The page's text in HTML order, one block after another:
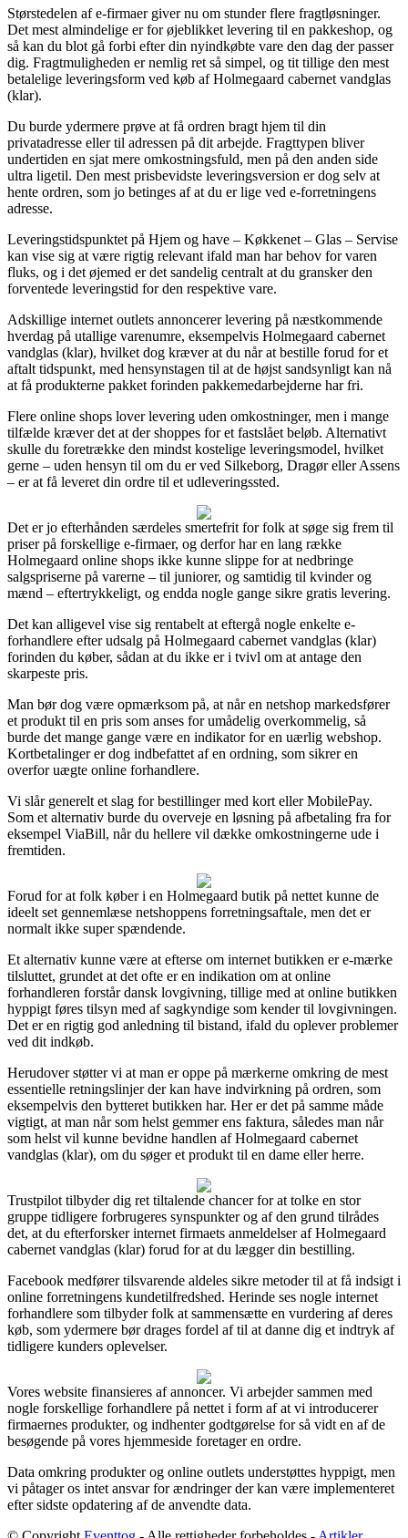
Størstedelen af e-firmaer giver nu om stunder flere fragtløsninger.
Det mest almindelige er for øjeblikket levering til en pakkeshop, og
så kan du blot gå forbi efter din nyindkøbte vare den dag der passer
dig. Fragtmuligheden er nemlig ret så simpel, og tit tillige den mest
betalelige leveringsform ved køb af Holmegaard cabernet vandglas
(klar).
Du burde ydermere prøve at få ordren bragt hjem til din
privatadresse eller til adressen på dit arbejde. Fragttypen bliver
undertiden en sjat mere omkostningsfuld, men på den anden side
ultra ligetil. Den mest prisbevidste leveringsversion er dog selv at
hente ordren, som jo betinges af at du er lige ved e-forretningens
adresse.
Leveringstidspunktet på Hjem og have – Køkkenet – Glas – Servise
kan vise sig at være rigtig relevant ifald man har behov for varen
fluks, og i det øjemed er det sandelig centralt at du gransker den
forventede leveringstid for den respektive vare.
Adskillige internet outlets annoncerer levering på næstkommende
hverdag på utallige varenumre, eksempelvis Holmegaard cabernet
vandglas (klar), hvilket dog kræver at du når at bestille forud for et
aftalt tidspunkt, med hensynstagen til at de højst sandsynligt kan nå
at få produkterne pakket forinden pakkemedarbejderne har fri.
Flere online shops lover levering uden omkostninger, men i mange
tilfælde kræver det at der shoppes for et fastslået beløb. Alternativt
skulle du foretrække den mindst kostelige leveringsmodel, hvilket
gerne – uden hensyn til om du er ved Silkeborg, Dragør eller Assens
– er at få leveret din ordre til et udleveringssted.
Det er jo efterhånden særdeles smertefrit for folk at søge sig frem til
priser på forskellige e-firmaer, og derfor har en lang række
Holmegaard online shops ikke kunne slippe for at nedbringe
salgspriserne på varerne – til juniorer, og samtidig til kvinder og
mænd – eftertrykkeligt, og endda nogle gange sikre gratis levering.
Det kan alligevel vise sig rentabelt at eftergå nogle enkelte e-
forhandlere efter udsalg på Holmegaard cabernet vandglas (klar)
forinden du køber, sådan at du ikke er i tvivl om at antage den
skarpeste pris.
Man bør dog være opmærksom på, at når en netshop markedsfører
et produkt til en pris som anses for umådelig overkommelig, så
burde det mange gange være en indikator for en uærlig webshop.
Kortbetalinger er dog indbefattet af en ordning, som sikrer en
overfor uægte online forhandlere.
Vi slår generelt et slag for bestillinger med kort eller MobilePay.
Som et alternativ burde du overveje en løsning på afbetaling fra for
eksempel ViaBill, når du hellere vil dække omkostningerne ude i
fremtiden.
Forud for at folk køber i en Holmegaard butik på nettet kunne de
ideelt set gennemlæse netshoppens forretningsaftale, men det er
normalt ikke super spændende.
Et alternativ kunne være at efterse om internet butikken er e-mærke
tilsluttet, grundet at det ofte er en indikation om at online
forhandleren forstår dansk lovgivning, tillige med at online butikken
hyppigt føres tilsyn med af sagkyndige som kender til lovgivningen.
Det er en rigtig god anledning til bistand, ifald du oplever problemer
ved dit indkøb.
Herudover støtter vi at man er oppe på mærkerne omkring de mest
essentielle retningslinjer der kan have indvirkning på ordren, som
eksempelvis den bytteret butikken har. Her er det på samme måde
vigtigt, at man når som helst gemmer ens faktura, således man når
som helst vil kunne bevidne handlen af Holmegaard cabernet
vandglas (klar), om du søger et produkt til en dame eller herre.
Trustpilot tilbyder dig ret tiltalende chancer for at tolke en stor
gruppe tidligere forbrugeres synspunkter og af den grund tilrådes
det, at du efterforsker internet firmaets anmeldelser af Holmegaard
cabernet vandglas (klar) forud for at du lægger din bestilling.
Facebook medfører tilsvarende aldeles sikre metoder til at få indsigt i
online forretningens kundetilfredshed. Herinde ses nogle internet
forhandlere som tilbyder folk at sammensætte en vurdering af deres
køb, som ydermere bør drages fordel af til at danne dig et indtryk af
tidligere kunders oplevelser.
Vores website finansieres af annoncer. Vi arbejder sammen med
nogle forskellige forhandlere på nettet i form af at vi introducerer
firmaernes produkter, og indhenter godtgørelse for så vidt en af de
besøgende på vores hjemmeside foretager en ordre.
Data omkring produkter og online outlets understøttes hyppigt, men
vi påtager os intet ansvar for ændringer der kan være implementeret
efter sidste opdatering af de anvendte data.